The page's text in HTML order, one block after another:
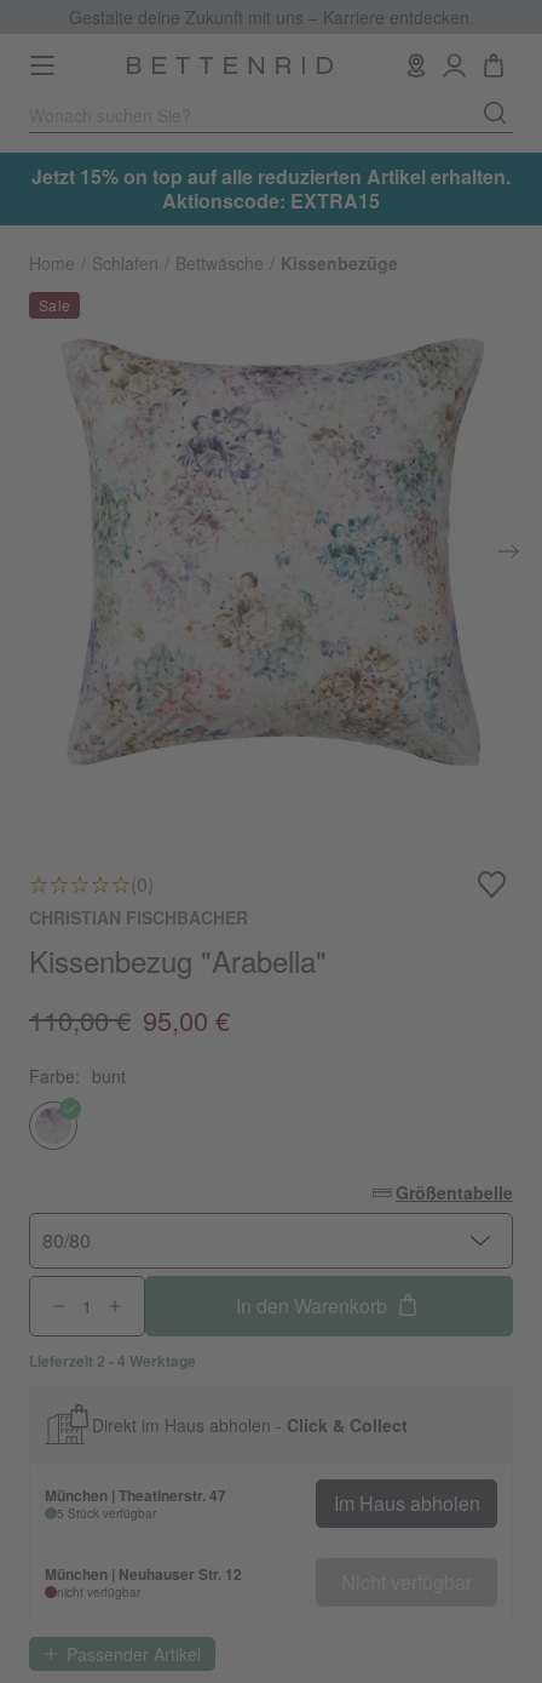
Gestalte deine Zukunft mit uns – Karriere entdecken.
Toggle
navigation
Jetzt 15% on top auf alle reduzierten Artikel erhalten.
Aktionscode: EXTRA15
Home Schlafen Bettwäsche Kissenbezüge
(0)
CHRISTIAN FISCHBACHER
Kissenbezug "Arabella"
110,00 € 95,00 €
Farbe: bunt
Größentabelle
80/80
In den Warenkorb
Lieferzeit 2 - 4 Werktage
Direkt im Haus abholen - Click & Collect
München | Theatinerstr. 47
5 Stück verfügbar Im Haus abholen
München | Neuhauser Str. 12
nicht verfügbar
Passender Artikel